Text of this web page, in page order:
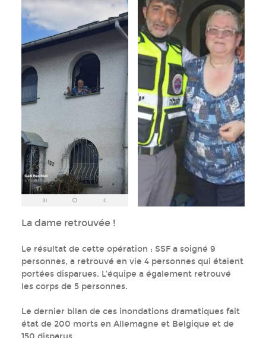
La dame retrouvée !
Le résultat de cette opération : SSF a soigné 9
personnes, a retrouvé en vie 4 personnes qui étaient
portées disparues. L’équipe a également retrouvé
les corps de 5 personnes.
Le dernier bilan de ces inondations dramatiques fait
état de 200 morts en Allemagne et Belgique et de